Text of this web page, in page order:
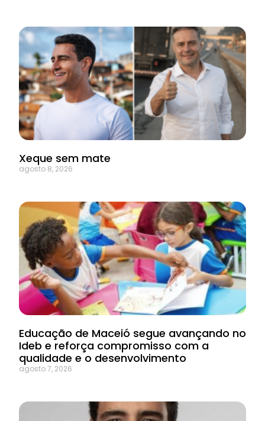
Xeque sem mate
agosto 8, 2026
Educação de Maceió segue avançando no
Ideb e reforça compromisso com a
qualidade e o desenvolvimento
agosto 7, 2026